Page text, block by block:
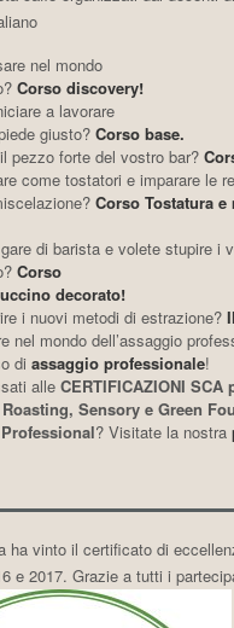
nel mondo
Corso discovery!
a lavorare
giusto? Corso base.
pezzo forte del vostro bar?
come tostatori e imparare le
Corso Tostatura
di barista e volete stupire i
Corso
decorato!
i nuovi metodi di estrazione?
nel mondo dell’assaggio
diassaggio professionale!
alleCERTIFICAZIONI SCA
Sensory e Green
? Visitate la nostra
ha vinto il certificato di
e 2017. Grazie a tutti i